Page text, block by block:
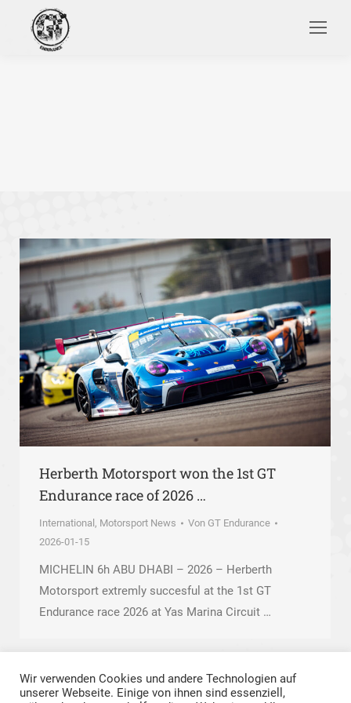
Search:
Herberth Motorsport won the 1st GT
Endurance race of 2026 …
International , Motorsport News Von GT Endurance
2026-01-15
MICHELIN 6h ABU DHABI – 2026 – Herberth
Motorsport extremly succesful at the 1st GT
Endurance race 2026 at Yas Marina Circuit …
Wir verwenden Cookies und andere Technologien auf
unserer Webseite. Einige von ihnen sind essenziell,